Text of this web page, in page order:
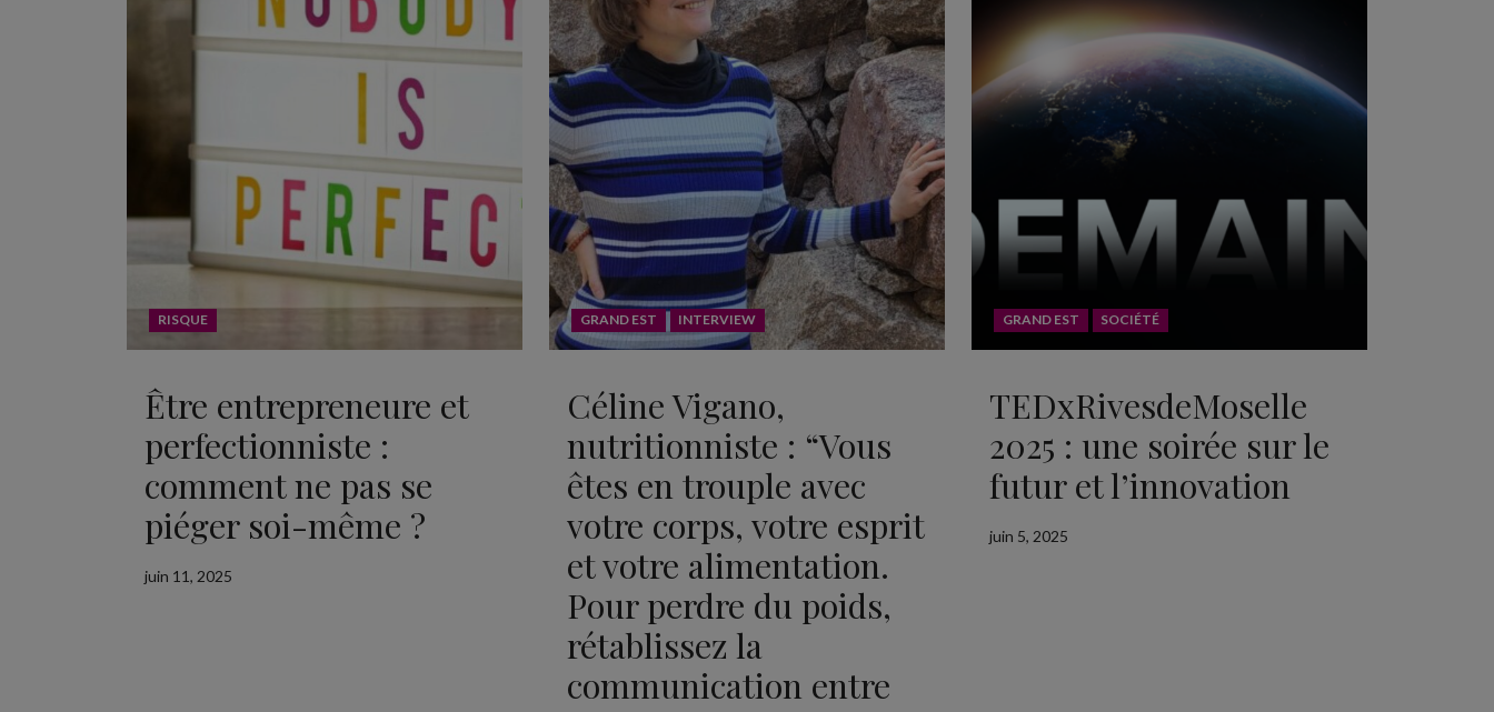
RISQUE
Être entrepreneure et
perfectionniste :
comment ne pas se
piéger soi-même ?
juin 11, 2025
GRAND EST INTERVIEW
Céline Vigano,
nutritionniste : “Vous
êtes en trouple avec
votre corps, votre esprit
et votre alimentation.
Pour perdre du poids,
rétablissez la
communication entre
GRAND EST SOCIÉTÉ
TEDxRivesdeMoselle
2025 : une soirée sur le
futur et l’innovation
juin 5, 2025